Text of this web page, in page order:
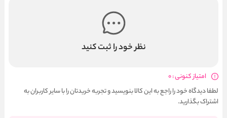
نظر خود را ثبت کنید
امتیاز کنونی : 0
لطفا دیدگاه خود را راجع به این کالا بنویسید و تجربه خریدتان را با سایر کاربران به
اشتراک بگذارید.